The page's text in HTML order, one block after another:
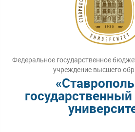
Федеральное государственное
учреждение высшего